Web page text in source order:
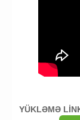
YÜKLƏMƏ